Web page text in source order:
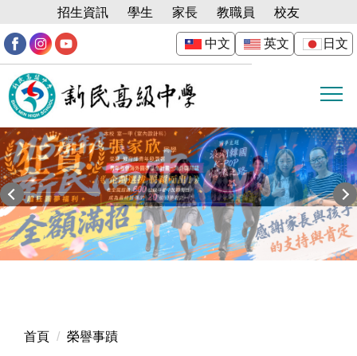
到
主
內
容
區
招生資訊 學生 家長 教職員 校友
中文 英文 日文
首頁 榮譽事蹟